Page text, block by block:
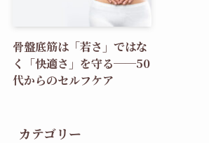
骨盤底筋は「若さ」ではな
く「快適さ」を守る──50
代からのセルフケア
カテゴリー